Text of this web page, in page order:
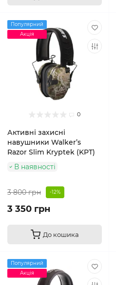
Популярний
Акція
0
Активні захисні
навушники Walker’s
Razor Slim Kryptek (KPT)
В наявності
3 800 грн -12%
3 350 грн
До кошика
Популярний
Акція